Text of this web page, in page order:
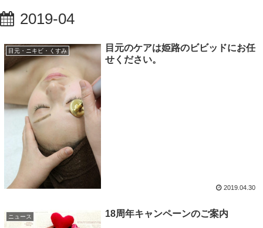
2019-04
目元・ニキビ・くすみ
目元のケアは姫路のビビッドにお任
せください。
2019.04.30
ニュース 18周年キャンペーンのご案内